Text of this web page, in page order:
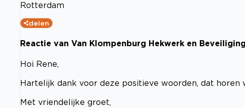
Rotterdam
delen
Reactie van Van Klompenburg Hekwerk en Beveiliging
Hoi Rene,
Hartelijk dank voor deze positieve woorden, dat horen
Met vriendelijke groet,